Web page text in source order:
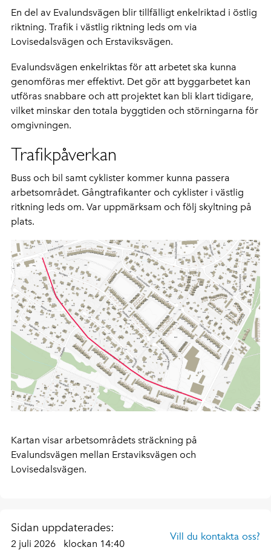
En del av Evalundsvägen blir tillfälligt enkelriktad i östlig
riktning. Trafik i västlig riktning leds om via
Lovisedalsvägen och Erstaviksvägen.
Evalundsvägen enkelriktas för att arbetet ska kunna
genomföras mer effektivt. Det gör att byggarbetet kan
utföras snabbare och att projektet kan bli klart tidigare,
vilket minskar den totala byggtiden och störningarna för
omgivningen.
Trafikpåverkan
Buss och bil samt cyklister kommer kunna passera
arbetsområdet. Gångtrafikanter och cyklister i västlig
ritkning leds om. Var uppmärksam och följ skyltning på
plats.
Kartan visar arbetsområdets sträckning på
Evalundsvägen mellan Erstaviksvägen och
Lovisedalsvägen.
Sidan uppdaterades:
2 juli 2026 klockan 14:40
Vill du kontakta oss?